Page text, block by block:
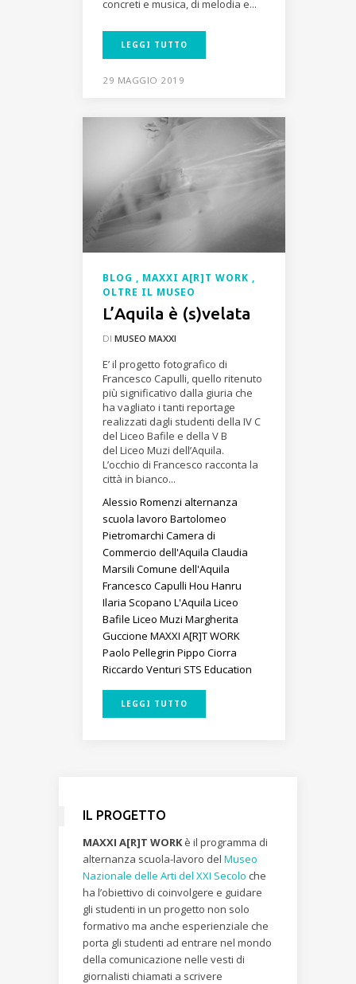
concreti e musica, di melodia e...
LEGGI TUTTO
29 MAGGIO 2019
BLOG
MAXXI A[R]T WORK
OLTRE IL MUSEO
L’Aquila è (s)velata
DI MUSEO MAXXI
E’ il progetto fotografico di
Francesco Capulli, quello ritenuto
più significativo dalla giuria che
ha vagliato i tanti reportage
realizzati dagli studenti della IV C
del Liceo Bafile e della V B
del Liceo Muzi dell’Aquila.
L’occhio di Francesco racconta la
città in bianco...
Alessio Romenzi alternanza
scuola lavoro Bartolomeo
Pietromarchi Camera di
Commercio dell'Aquila Claudia
Marsili Comune dell'Aquila
Francesco Capulli Hou Hanru
Ilaria Scopano L'Aquila Liceo
Bafile Liceo Muzi Margherita
Guccione MAXXI A[R]T WORK
Paolo Pellegrin Pippo Ciorra
Riccardo Venturi STS Education
LEGGI TUTTO
IL PROGETTO
MAXXI A[R]T WORKè il programma di
alternanza scuola-lavoro del Museo
Nazionale delle Arti del XXI Secolo che
ha l’obiettivo di coinvolgere e guidare
gli studenti in un progetto non solo
formativo ma anche esperienziale che
porta gli studenti ad entrare nel mondo
della comunicazione nelle vesti di
giornalisti chiamati a scrivere